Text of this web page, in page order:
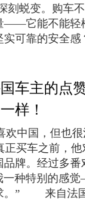
刻蜕变。购车
——它能不能轻
实可靠的安全
车主的点
样！
中国，但也很
正买车之前，
牌。经过多
一种特别的感
。” 来自法